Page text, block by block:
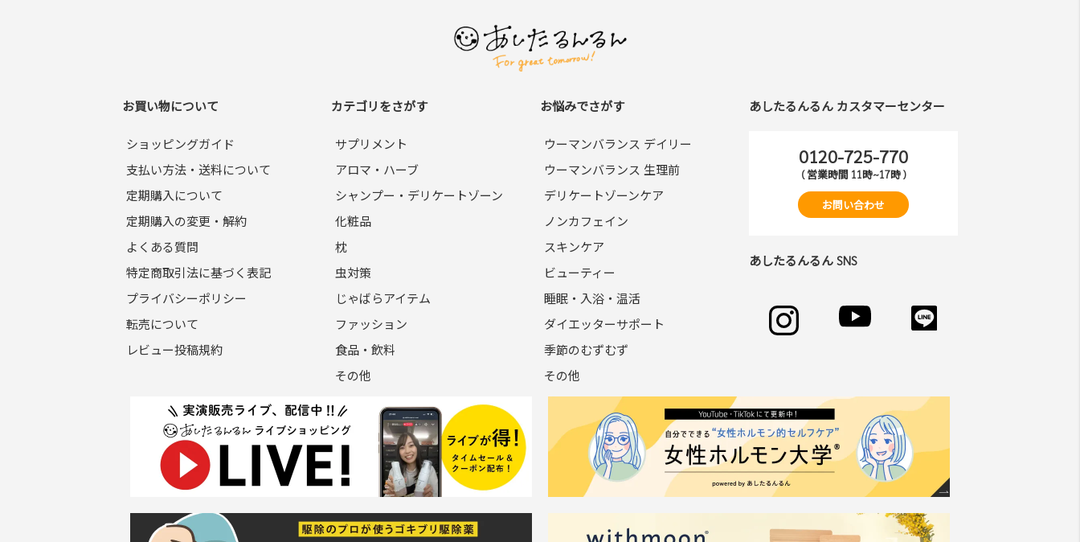
お買い物について
ショッピングガイド
支払い方法・送料について
定期購入について
定期購入の変更・解約
よくある質問
特定商取引法に基づく表記
プライバシーポリシー
転売について
レビュー投稿規約
カテゴリをさがす
サプリメント
アロマ・ハーブ
シャンプー・デリケートゾーン
化粧品
枕
虫対策
じゃばらアイテム
ファッション
食品・飲料
その他
お悩みでさがす
ウーマンバランス デイリー
ウーマンバランス 生理前
デリケートゾーンケア
ノンカフェイン
スキンケア
ビューティー
睡眠・入浴・温活
ダイエッターサポート
季節のむずむず
その他
あしたるんるん カスタマーセンター
0120-725-770
( 営業時間 11時~17時 )
お問い合わせ
あしたるんるん SNS